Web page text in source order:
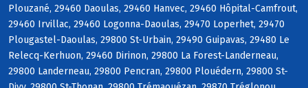
Plouzané, 29460 Daoulas, 29460 Hanvec, 29460 Hôpital-Camfrout,
29460 Irvillac, 29460 Logonna-Daoulas, 29470 Loperhet, 29470
Plougastel-Daoulas, 29800 St-Urbain, 29490 Guipavas, 29480 Le
Relecq-Kerhuon, 29460 Dirinon, 29800 La Forest-Landerneau,
29800 Landerneau, 29800 Pencran, 29800 Plouédern, 29800 St-